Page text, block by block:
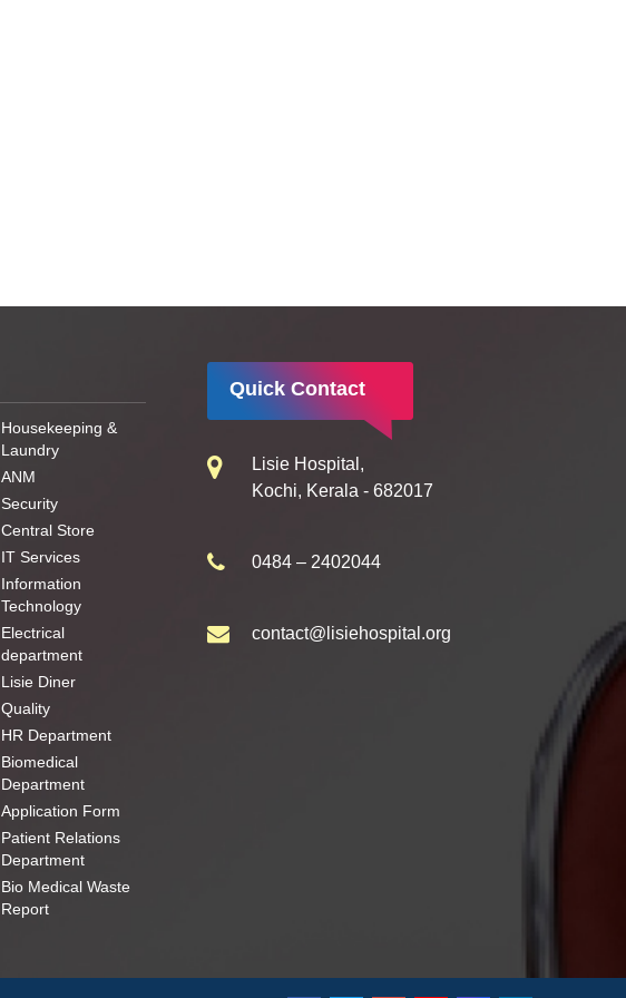
Housekeeping &
Laundry
ANM
Security
Central Store
IT Services
Information
Technology
Electrical
department
Lisie Diner
Quality
HR Department
Biomedical
Department
Application Form
Patient Relations
Department
Bio Medical Waste
Report
Quick Contact
Lisie Hospital,
Kochi, Kerala - 682017
0484 – 2402044
contact@lisiehospital.org